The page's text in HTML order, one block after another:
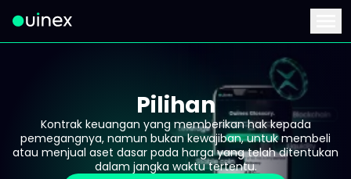
Ini adalah logo dan jika diklik akan mengarahkan Anda ke
Pilihan
Kontrak keuangan yang memberikan hak kepada
pemegangnya, namun bukan kewajiban, untuk membeli
atau menjual aset dasar pada harga yang telah ditentukan
dalam jangka waktu tertentu.